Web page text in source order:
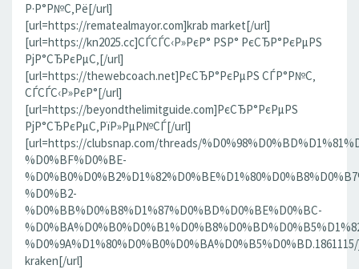
Р·Р°Р№С‚Рё[/url]
[url=https://rematealmayor.com]krab market[/url]
[url=https://kn2025.cc]СЃСЃС‹Р»РєР° РЅР° РєСЂР°РєРµРЅ
РјР°СЂРєРµС‚[/url]
[url=https://thewebcoach.net]РєСЂР°РєРµРЅ СЃР°Р№С‚
СЃСЃС‹Р»РєР°[/url]
[url=https://beyondthelimitguide.com]РєСЂР°РєРµРЅ
РјР°СЂРєРµС‚РїР»РµР№СЃ[/url]
[url=https://clubsnap.com/threads/
%D0%BF%D0%BE-
%D0%B2-
%D0%BB%D0%B8%D1%87%D0%BD%D0%BE%D0%BC-
kraken[/url]